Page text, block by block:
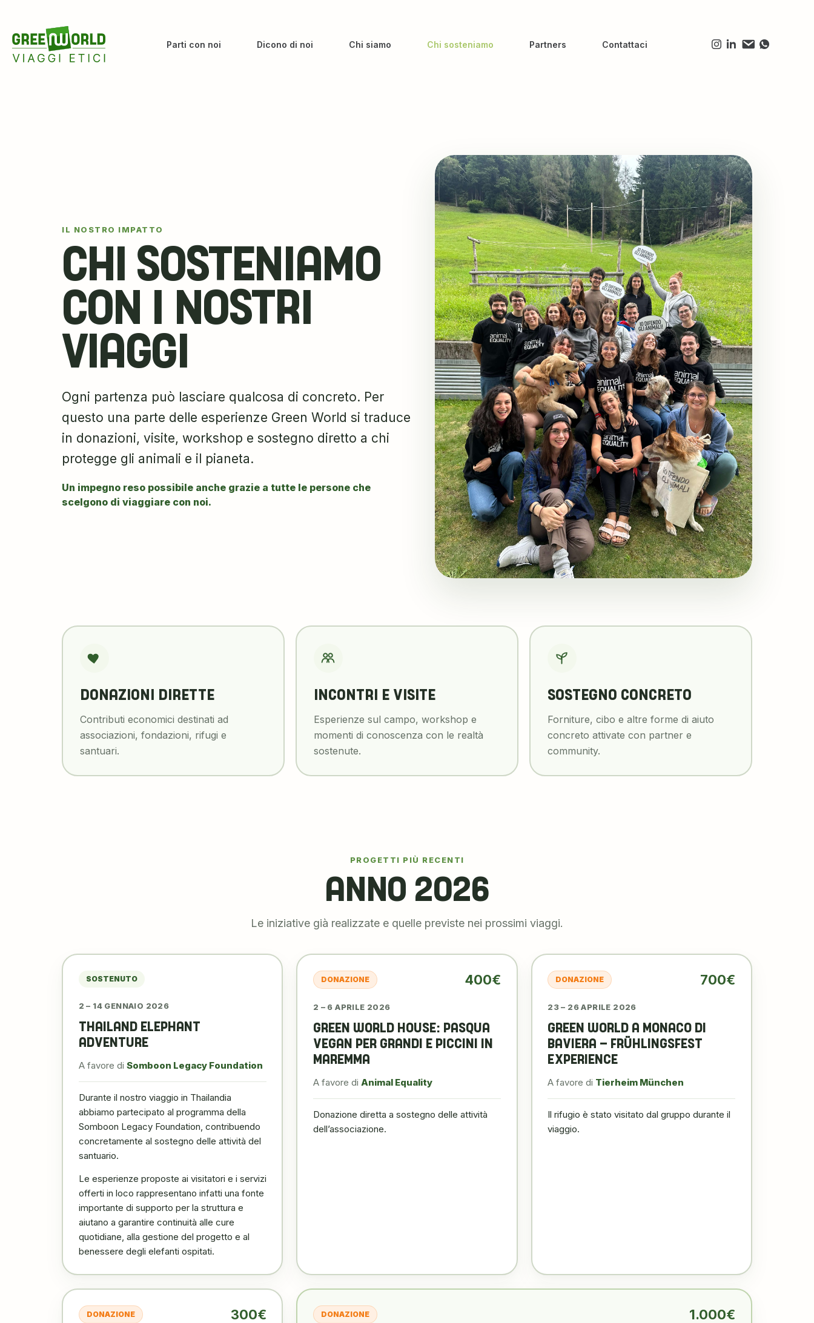
Parti con noi Dicono di noi Chi siamo Chi sosteniamo Partners Contattaci
IL NOSTRO IMPATTO
CHI SOSTENIAMO
CON I NOSTRI
VIAGGI
Ogni partenza può lasciare qualcosa di concreto. Per
questo una parte delle esperienze Green World si traduce
in donazioni, visite, workshop e sostegno diretto a chi
protegge gli animali e il pianeta.
Un impegno reso possibile anche grazie a tutte le persone che
scelgono di viaggiare con noi.
DONAZIONI DIRETTE
Contributi economici destinati ad
associazioni, fondazioni, rifugi e
santuari.
INCONTRI E VISITE
Esperienze sul campo, workshop e
momenti di conoscenza con le realtà
sostenute.
SOSTEGNO CONCRETO
Forniture, cibo e altre forme di aiuto
concreto attivate con partner e
community.
PROGETTI PIÙ RECENTI
ANNO 2026
Le iniziative già realizzate e quelle previste nei prossimi viaggi.
SOSTENUTO
2 – 14 GENNAIO 2026
THAILAND ELEPHANT
ADVENTURE
A favore di Somboon Legacy Foundation
Durante il nostro viaggio in Thailandia
abbiamo partecipato al programma della
Somboon Legacy Foundation, contribuendo
concretamente al sostegno delle attività del
santuario.
Le esperienze proposte ai visitatori e i servizi
offerti in loco rappresentano infatti una fonte
importante di supporto per la struttura e
aiutano a garantire continuità alle cure
quotidiane, alla gestione del progetto e al
benessere degli elefanti ospitati.
DONAZIONE 400€
2 – 6 APRILE 2026
GREEN WORLD HOUSE: PASQUA
VEGAN PER GRANDI E PICCINI IN
MAREMMA
A favore di Animal Equality
Donazione diretta a sostegno delle attività
dell’associazione.
DONAZIONE 700€
23 – 26 APRILE 2026
GREEN WORLD A MONACO DI
BAVIERA – FRÜHLINGSFEST
EXPERIENCE
A favore di Tierheim München
Il rifugio è stato visitato dal gruppo durante il
viaggio.
DONAZIONE 300€ DONAZIONE 1.000€